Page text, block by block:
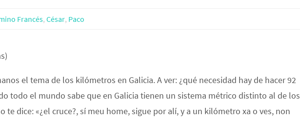
Francés, César, Paco
el tema de los kilómetros en Galicia. A ver: ¿qué necesidad hay de hacer 92
todo el mundo sabe que en Galicia tienen un sistema métrico distinto al de los
te dice: «¿el cruce?, sí meu home, sigue por alí, y a un kilómetro xa o ves, non